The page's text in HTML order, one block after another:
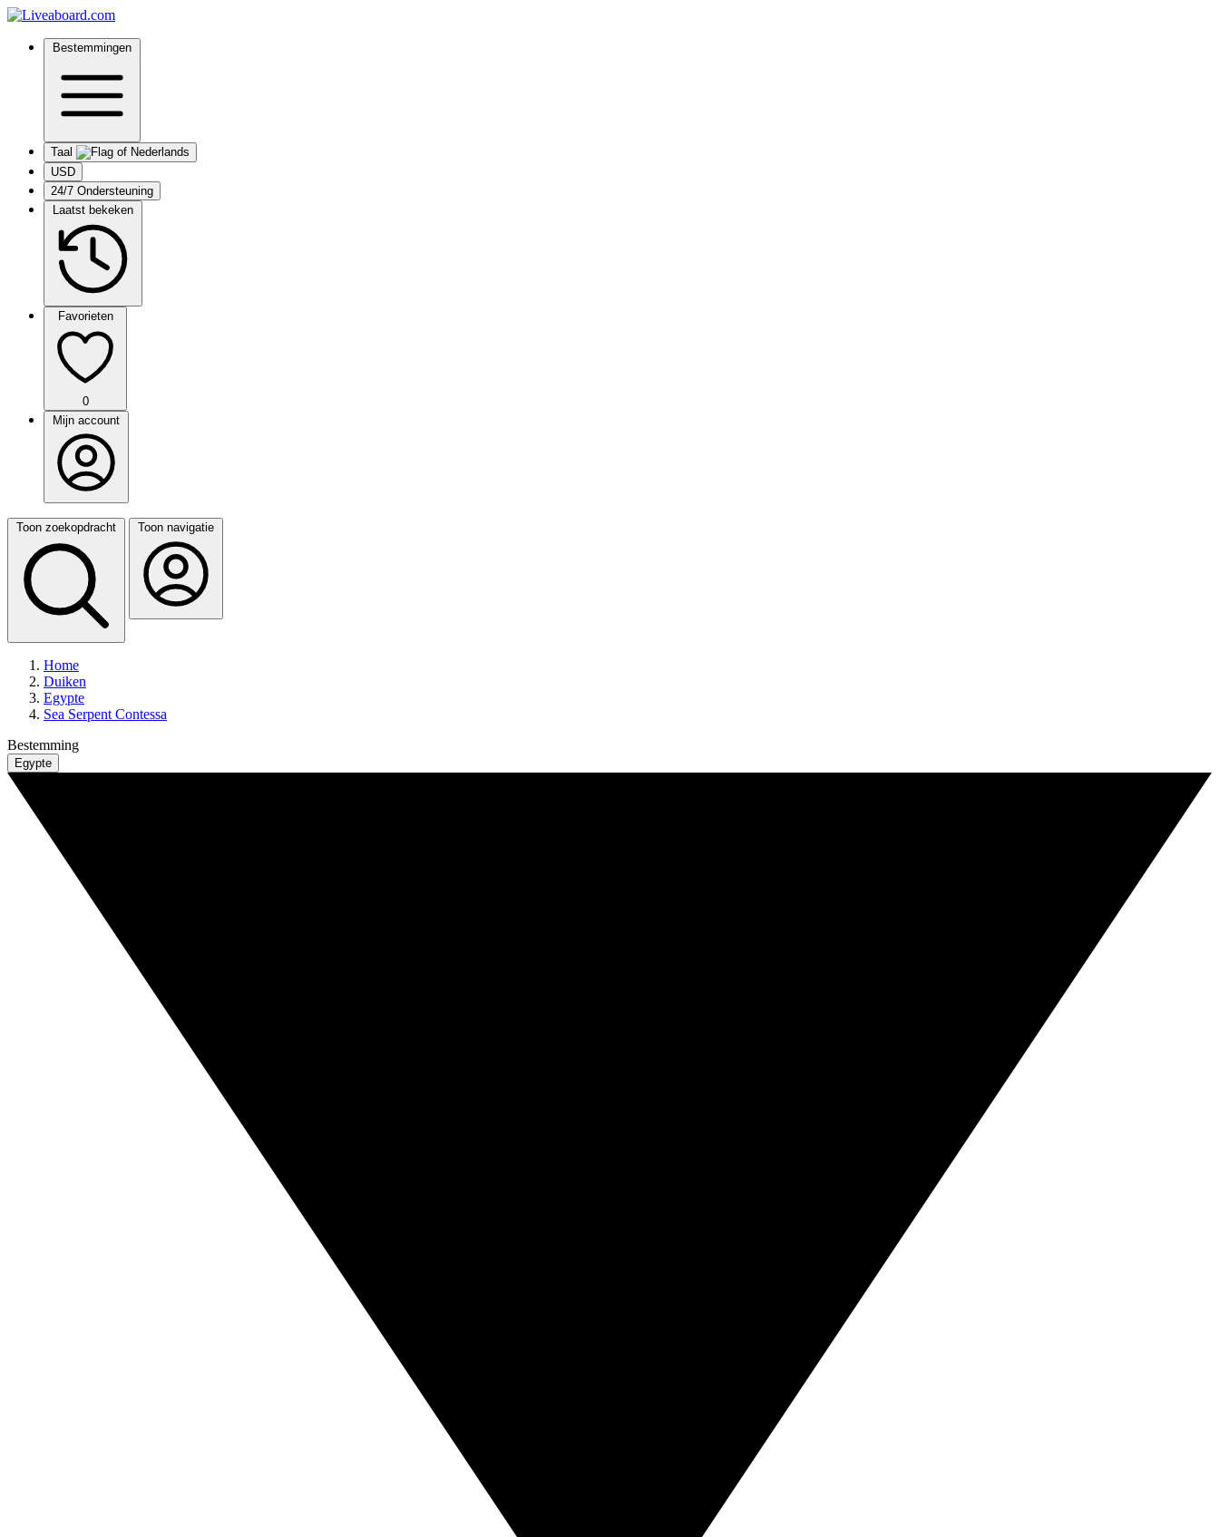
Bestemmingen
Taal
USD
24/7 Ondersteuning
Laatst bekeken
Favorieten
0
Mijn account
Toon zoekopdracht Toon navigatie
Home
Duiken
Egypte
Sea Serpent Contessa
Bestemming
Egypte